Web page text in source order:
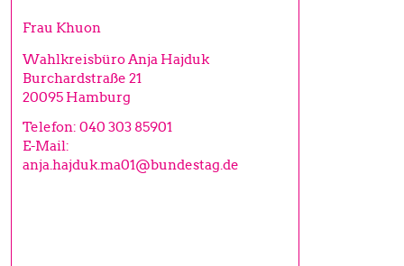
Frau Khuon
Wahlkreisbüro Anja Hajduk
Burchardstraße 21
20095 Hamburg
Telefon: 040 303 85901
E-Mail:
anja.hajduk.ma01@bundestag.de